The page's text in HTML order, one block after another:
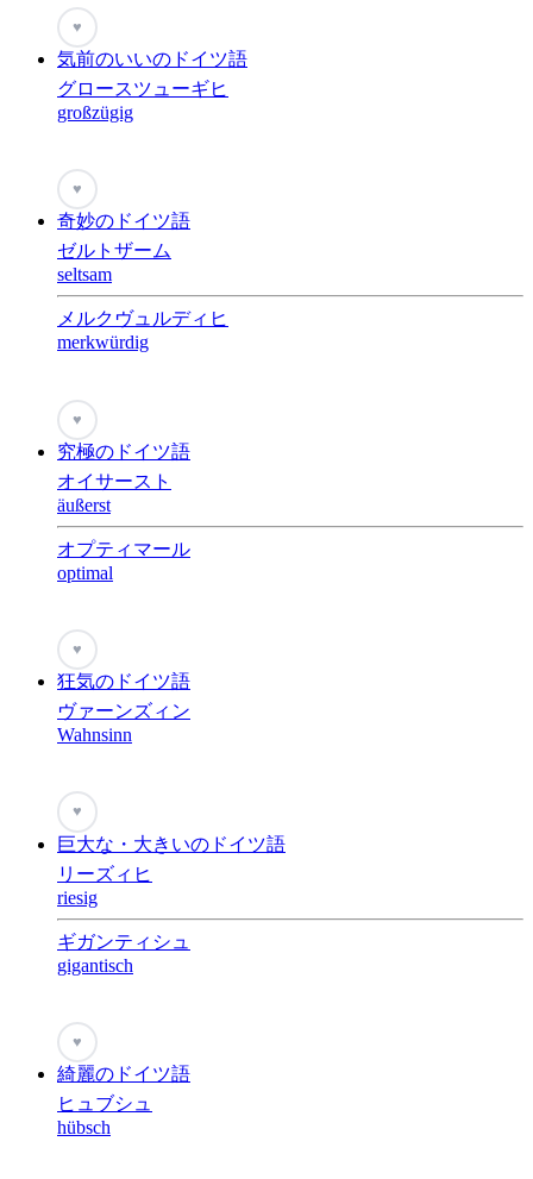
♥
気前のいいのドイツ語
グロースツューギヒ
großzügig
♥
奇妙のドイツ語
ゼルトザーム
seltsam
メルクヴュルディヒ
merkwürdig
♥
究極のドイツ語
オイサースト
äußerst
オプティマール
optimal
♥
狂気のドイツ語
ヴァーンズィン
Wahnsinn
♥
巨大な・大きいのドイツ語
リーズィヒ
riesig
ギガンティシュ
gigantisch
♥
綺麗のドイツ語
ヒュブシュ
hübsch